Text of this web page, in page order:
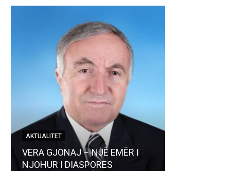
AKTUALITET
VERA GJONAJ – NJË EMËR I
NJOHUR I DIASPORËS